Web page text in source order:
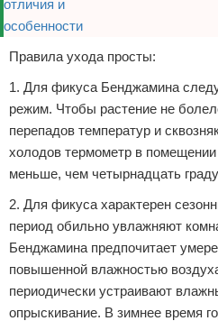
Правила ухода просты:
1. Для фикуса Бенджамина
режим. Чтобы растение не
перепадов температур и
холодов термометр в
меньше, чем четырнадцать
2. Для фикуса характерен
период обильно увлажняют
Бенджамина предпочитает
повышенной влажностью
периодически устраивают
опрыскивание. В зимнее время